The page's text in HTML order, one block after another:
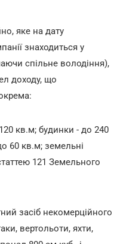
яке на дату
знаходиться у
спільне володіння),
доходу, що
кв.м; будинки - до 240
60 кв.м; земельні
121 Земельного
засіб некомерційного
вертольоти, яхти,